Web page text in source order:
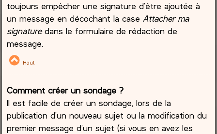
toujours empêcher une signature d’être ajoutée à
un message en décochant la caseAttacher ma
signaturedans le formulaire de rédaction de
message.
Haut
Comment créer un sondage ?
Il est facile de créer un sondage, lors de la
publication d’un nouveau sujet ou la modification du
premier message d’un sujet (si vous en avez les